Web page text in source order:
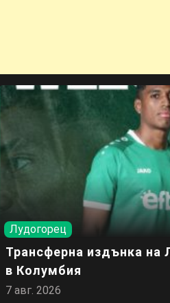
Лудогорец
Трансферна издънка на
в Колумбия
7 авг. 2026